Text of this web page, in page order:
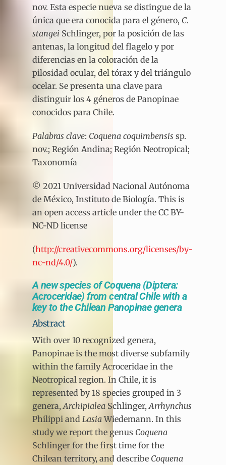
nov. Esta especie nueva se distingue de la
única que era conocida para el género, C.
stangei Schlinger, por la posición de las
antenas, la longitud del flagelo y por
diferencias en la coloración de la
pilosidad ocular, del tórax y del triángulo
ocelar. Se presenta una clave para
distinguir los 4 géneros de Panopinae
conocidos para Chile.
Palabras clave: Coquena coquimbensis sp.
nov.; Región Andina; Región Neotropical;
Taxonomía
© 2021 Universidad Nacional Autónoma
de México, Instituto de Biología. This is
an open access article under the CC BY-
NC-ND license
(http://creativecommons.org/licenses/by-
nc-nd/4.0/).
A new species of Coquena (Diptera:
Acroceridae) from central Chile with a
key to the Chilean Panopinae genera
Abstract
With over 10 recognized genera,
Panopinae is the most diverse subfamily
within the family Acroceridae in the
Neotropical region. In Chile, it is
represented by 18 species grouped in 3
genera,Archipialea Schlinger,Arrhynchus
Philippi and LasiaWiedemann. In this
study we report the genus Coquena
Schlinger for the first time for the
Chilean territory, and describe Coquena